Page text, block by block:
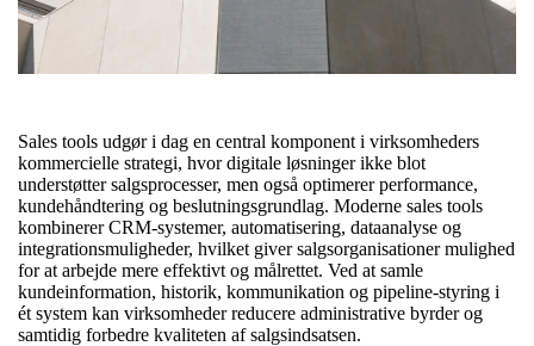
Sales tools udgør i dag en central komponent i virksomheders
kommercielle strategi, hvor digitale løsninger ikke blot
understøtter salgsprocesser, men også optimerer performance,
kundehåndtering og beslutningsgrundlag. Moderne sales tools
kombinerer CRM-systemer, automatisering, dataanalyse og
integrationsmuligheder, hvilket giver salgsorganisationer mulighed
for at arbejde mere effektivt og målrettet. Ved at samle
kundeinformation, historik, kommunikation og pipeline-styring i
ét system kan virksomheder reducere administrative byrder og
samtidig forbedre kvaliteten af salgsindsatsen.